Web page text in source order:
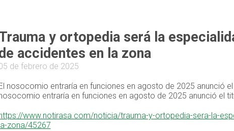
y ortopedia será la
accidentes en la zona
de febrero de 2025
nosocomio entraría en funciones en agosto de 2025 anunció
entraría en funciones en agosto de 2025 anunció el
www.notirasa.com/noticia/trauma-y-ortopedia-sera-la-
zona/45267